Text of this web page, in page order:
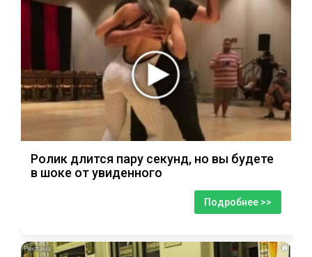
Ролик длится пару секунд, но вы будете
в шоке от увиденного
Подробнее >>
i